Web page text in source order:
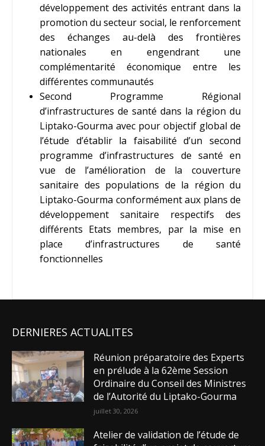
développement des activités entrant dans la
promotion du secteur social, le renforcement
des échanges au-delà des frontières
nationales en engendrant une
complémentarité économique entre les
différentes communautés
Second Programme Régional
d’infrastructures de santé dans la région du
Liptako-Gourma avec pour objectif global de
l’étude d’établir la faisabilité d’un second
programme d’infrastructures de santé en
vue de l’amélioration de la couverture
sanitaire des populations de la région du
Liptako-Gourma conformément aux plans de
développement sanitaire respectifs des
différents Etats membres, par la mise en
place d’infrastructures de santé
fonctionnelles
DERNIERES ACTUALITES
Réunion préparatoire des Experts
en prélude à la 62ème Session
Ordinaire du Conseil des Ministres
de l’Autorité du Liptako-Gourma
juillet 30, 2026
Atelier de validation de l’étude de